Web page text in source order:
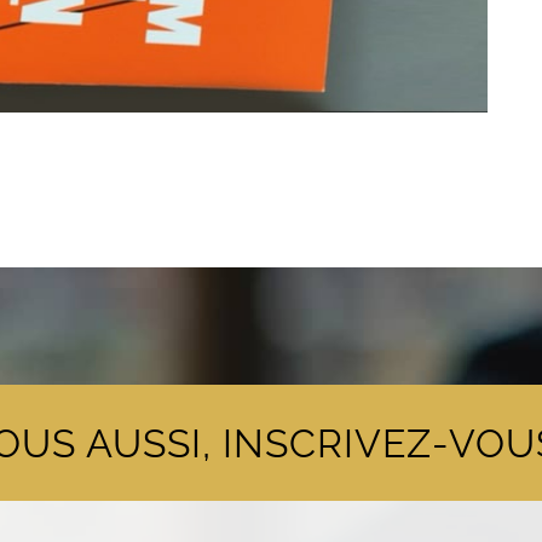
AUSSI, INSCRIVEZ-